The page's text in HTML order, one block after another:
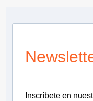
Inscríbete en